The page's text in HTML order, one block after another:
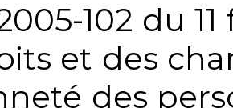
102 du
et des
des